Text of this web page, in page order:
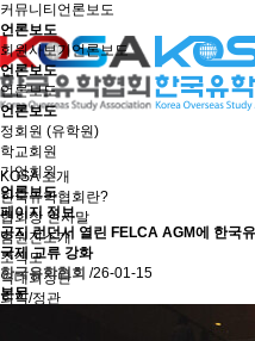
KOSA 소개
한국유학협회란?
협회장 인사말
임원진소개
조직도
역대회장단
회칙/정관
커뮤니티 언론보도
언론보도
회원사보기언론보도
언론보도
언론보도
언론보도
정회원 (유학원)
학교회원
기업회원
언론보도
페이지 정보
공지 런던서 열린 FELCA AGM에 한국
국제 교류 강화
한국유학협회 /26-01-15
본문